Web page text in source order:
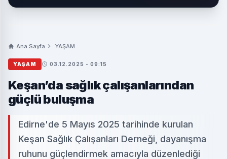
Ana Sayfa YAŞAM
YAŞAM 03.12.2025 - 09:15
Keşan’da sağlık çalışanlarından
güçlü buluşma
Edirne'de 5 Mayıs 2025 tarihinde kurulan
Keşan Sağlık Çalışanları Derneği, dayanışma
ruhunu güçlendirmek amacıyla düzenlediği